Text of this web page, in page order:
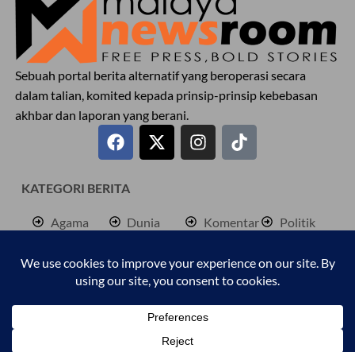
Sebuah portal berita alternatif yang beroperasi secara
dalam talian, komited kepada prinsip-prinsip kebebasan
akhbar dan laporan yang berani.
KATEGORI BERITA
Agama
Berita
Bisnes
Dunia
Jenayah
Kembara
Komentar
Palestine
Pendidkan
Politik
Sukan